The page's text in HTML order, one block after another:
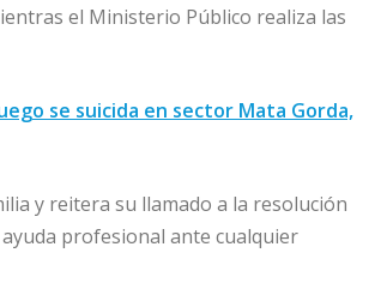
el Ministerio Público realiza las
se suicida en sector Mata Gorda,
y reitera su llamado a la resolución
profesional ante cualquier